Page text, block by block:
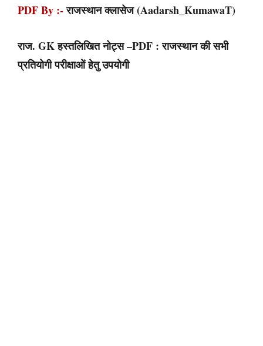
PDF By :-राजस्थान क्लासेज (Aadarsh_KumawaT)
राज. GK हस्तलिखित नोट्स –PDF : राजस्थान की सभी
प्रतियोगी परीक्षाओं हेतु उपयोगी